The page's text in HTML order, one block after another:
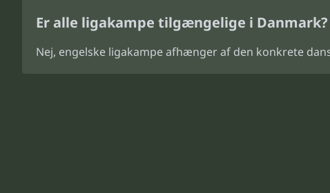
Er alle ligakampe tilgængelige i Danmark?
Nej, engelske ligakampe afhænger af den konkrete